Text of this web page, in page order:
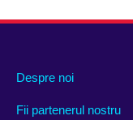
Despre noi
Fii partenerul nostru